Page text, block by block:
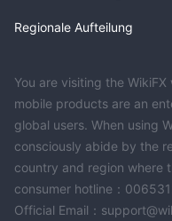
Regionale Aufteilung
You are visiting the
mobile products are an
global users. When using
consciously abide by the
country and region where
consumer hotline：
Official Email：